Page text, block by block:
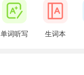
单词听写 生词本